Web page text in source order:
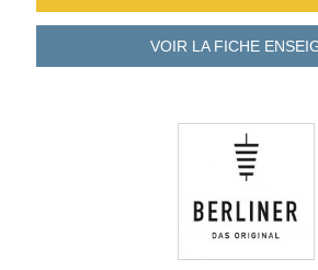
VOIR LA FICHE